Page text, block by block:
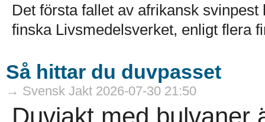
Det första fallet av afrikansk
finska Livsmedelsverket, enligt flera
Så hittar du duvpasset
→ Svensk Jakt 2026-07-30 21:50